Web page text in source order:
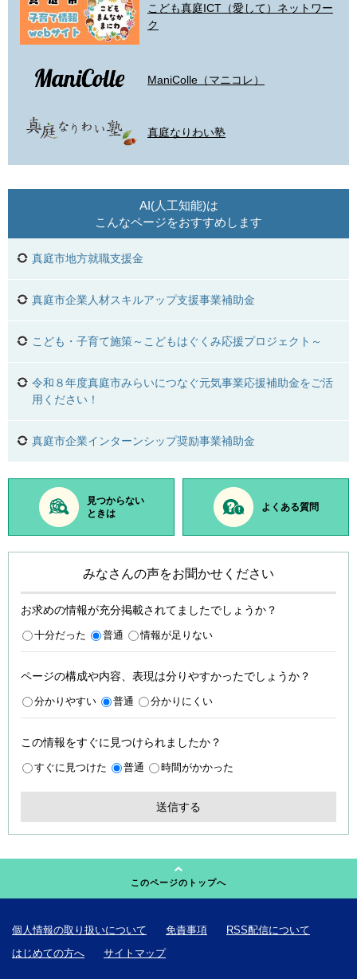
こども真庭ICT（愛して）ネットワー
ク
ManiColle（マニコレ）
真庭なりわい塾
AI(人工知能)は
こんなページをおすすめします
真庭市地方就職支援金
真庭市企業人材スキルアップ支援事業補助金
こども・子育て施策～こどもはぐくみ応援プロジェクト～
令和８年度真庭市みらいにつなぐ元気事業応援補助金をご活
用ください！
真庭市企業インターンシップ奨励事業補助金
見つからない
ときは
よくある質問
みなさんの声をお聞かせください
お求めの情報が充分掲載されてましたでしょうか？
十分だった 普通 情報が足りない
ページの構成や内容、表現は分りやすかったでしょうか？
分かりやすい 普通 分かりにくい
この情報をすぐに見つけられましたか？
すぐに見つけた 普通 時間がかかった
このページのトップへ
個人情報の取り扱いについて 免責事項
RSS配信について
はじめての方へ
サイトマップ